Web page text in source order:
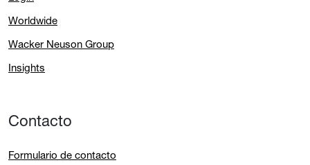
Login
Worldwide
Wacker Neuson Group